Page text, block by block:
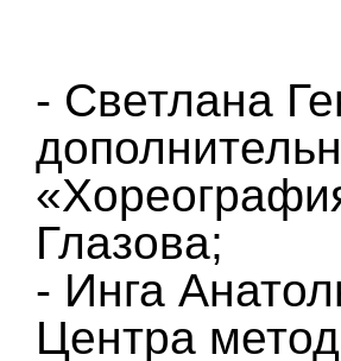
- Светлана
Глазова;
- Инга
Центра